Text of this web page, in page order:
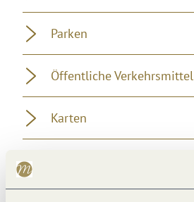
Parken
Öffentliche Verkehrsmittel
Karten